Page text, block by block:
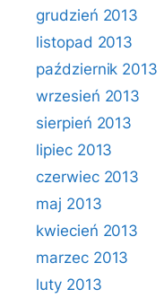
grudzień 2013
listopad 2013
październik 2013
wrzesień 2013
sierpień 2013
lipiec 2013
czerwiec 2013
maj 2013
kwiecień 2013
marzec 2013
luty 2013